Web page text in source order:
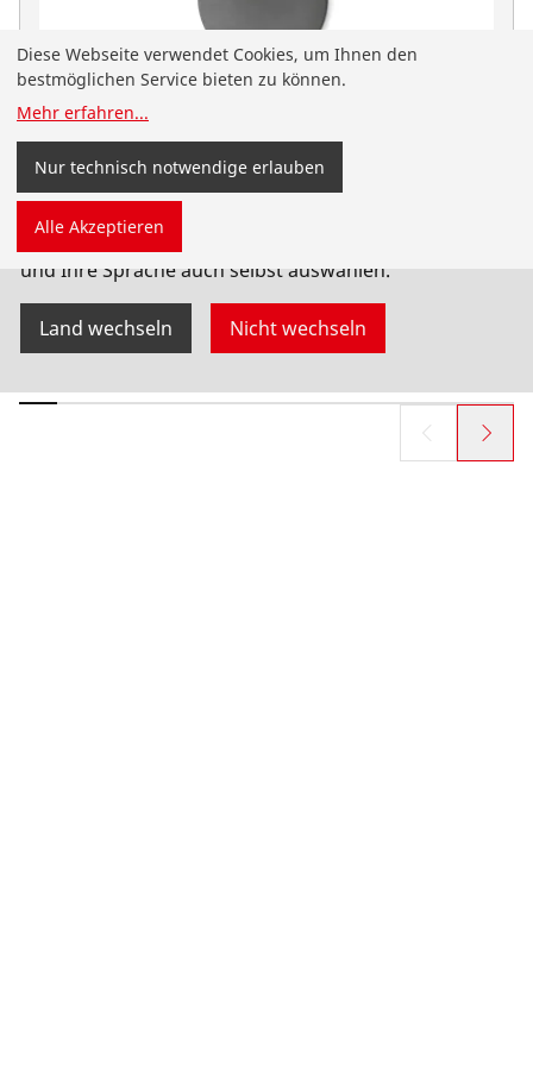
ROWELD Heizelement f.P630B,elektr.,400V
No. 53311
Website für Österreich gelandet. Sie können Ihr Land
und Ihre Sprache auch selbst auswählen.
Land wechseln Nicht wechseln
Diese Webseite verwendet Cookies, um Ihnen den
bestmöglichen Service bieten zu können.
Mehr erfahren...
Nur technisch notwendige erlauben
Alle Akzeptieren